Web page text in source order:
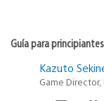
Guía para
Kazuto
Game